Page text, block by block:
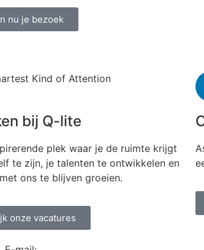
nu je bezoek
Kind of Attention
bij Q-lite
plek waar je de ruimte krijgt
te zijn, je talenten te ontwikkelen en
ons te blijven groeien.
onze vacatures